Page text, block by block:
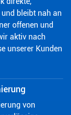
bleibt nah an
offenen und
aktiv nach
unserer Kunden
von